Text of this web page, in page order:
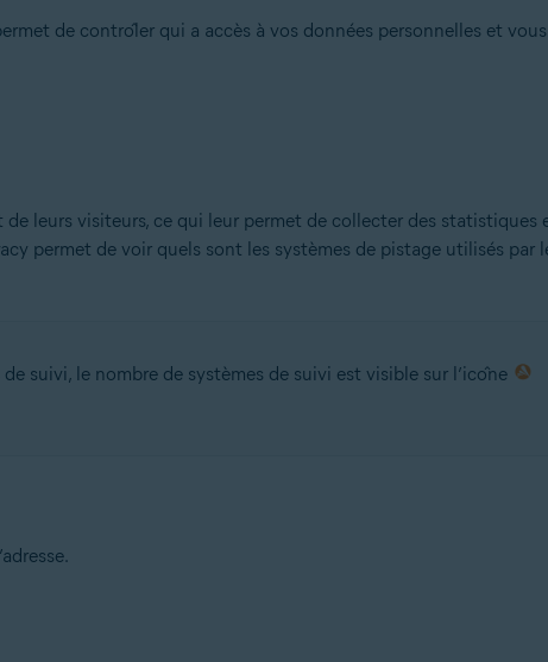
de contrôler qui a accès à vos données personnelles et
leurs visiteurs, ce qui leur permet de collecter des statistiques
permet de voir quels sont les systèmes de pistage utilisés par
suivi, le nombre de systèmes de suivi est visible sur l’icône